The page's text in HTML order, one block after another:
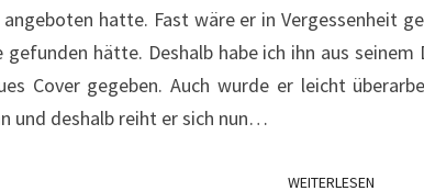
hatte. Fast wäre er in Vergessenheit
gefunden hätte. Deshalb habe ich ihn aus
Cover gegeben. Auch wurde er leicht
und deshalb reiht er sich nun…
WEITERLESEN